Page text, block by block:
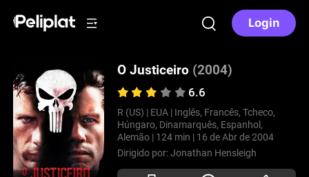
Login
O Justiceiro (2004)
6.6
R (US) | EUA | Inglês, Francês, Tcheco,
Húngaro, Dinamarquês, Espanhol,
Alemão | 124 min | 16 de Abr de 2004
Dirigido por:Jonathan Hensleigh